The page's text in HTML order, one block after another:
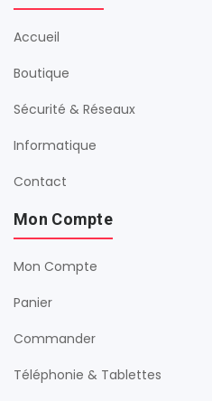
Accueil
Boutique
Sécurité & Réseaux
Informatique
Contact
Mon Compte
Mon Compte
Panier
Commander
Téléphonie & Tablettes